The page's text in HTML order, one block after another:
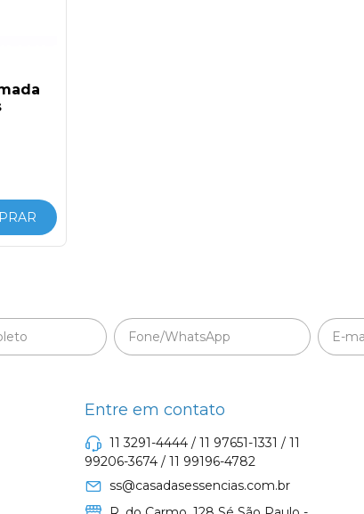
Entre em contato
11 3291-4444 / 11 97651-1331 / 11
99206-3674 / 11 99196-4782
ss@casadasessencias.com.br